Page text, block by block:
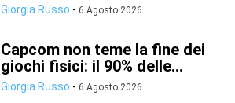
Giorgia Russo - 6 Agosto 2026
Capcom non teme la fine dei
giochi fisici: il 90% delle...
Giorgia Russo - 6 Agosto 2026